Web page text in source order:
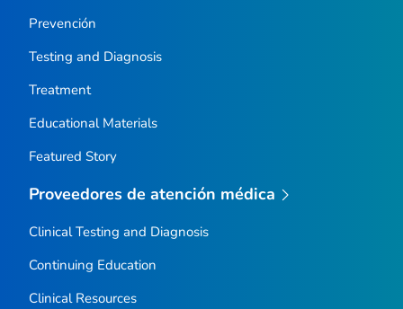
Prevención
Testing and Diagnosis
Treatment
Educational Materials
Featured Story
Proveedores de atención médica
Clinical Testing and Diagnosis
Continuing Education
Clinical Resources